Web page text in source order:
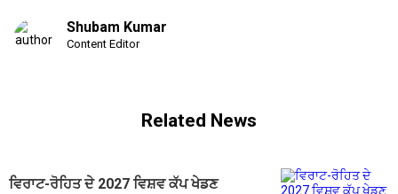
Shubam Kumar
Content Editor
Related News
ਵਿਰਾਟ-ਰੋਹਿਤ ਦੇ 2027 ਵਿਸ਼ਵ ਕੱਪ ਖੇਡਣ